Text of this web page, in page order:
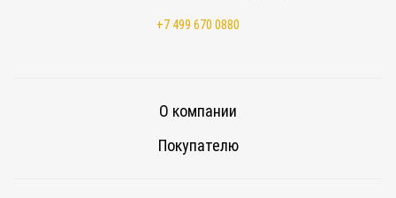
+7 499 670 0880
О компании
Покупателю